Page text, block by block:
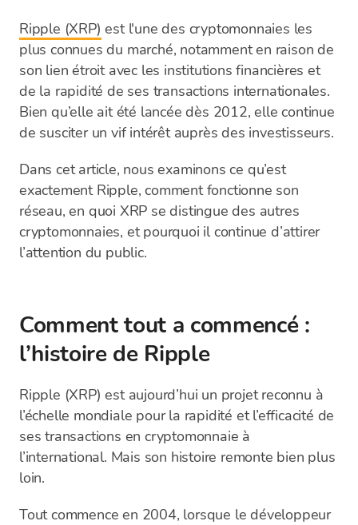
Ripple (XRP) est l'une des cryptomonnaies les
plus connues du marché, notamment en raison de
son lien étroit avec les institutions financières et
de la rapidité de ses transactions internationales.
Bien qu’elle ait été lancée dès 2012, elle continue
de susciter un vif intérêt auprès des investisseurs.
Dans cet article, nous examinons ce qu’est
exactement Ripple, comment fonctionne son
réseau, en quoi XRP se distingue des autres
cryptomonnaies, et pourquoi il continue d’attirer
l’attention du public.
Comment tout a commencé :
l’histoire de Ripple
Ripple (XRP) est aujourd’hui un projet reconnu à
l’échelle mondiale pour la rapidité et l’efficacité de
ses transactions en cryptomonnaie à
l’international. Mais son histoire remonte bien plus
loin.
Tout commence en 2004, lorsque le développeur